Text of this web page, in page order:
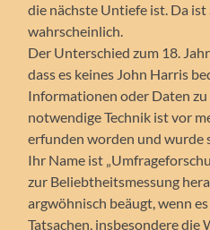
die nächste Untiefe ist. Da
wahrscheinlich.
Der Unterschied zum 18.
dass es keines John Harris
Informationen oder Daten zu
notwendige Technik ist vor
erfunden worden und wurde
Ihr Name ist
zur Beliebtheitsmessung
argwöhnisch beäugt, wenn
Tatsachen, insbesondere